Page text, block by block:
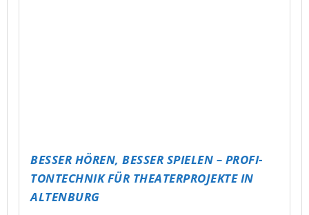
BESSER HÖREN, BESSER SPIELEN – PROFI-
TONTECHNIK FÜR THEATERPROJEKTE IN
ALTENBURG